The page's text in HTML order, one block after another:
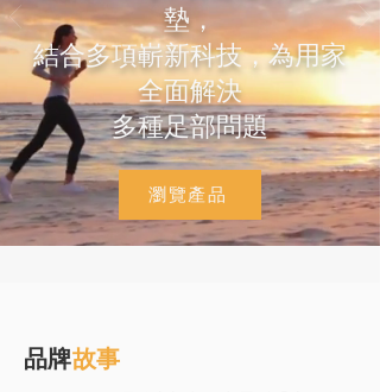
墊，
結合多項嶄新科技，為用家
全面解決
多種足部問題
瀏覽產品
​品牌故事